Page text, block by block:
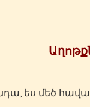
ես մեծ